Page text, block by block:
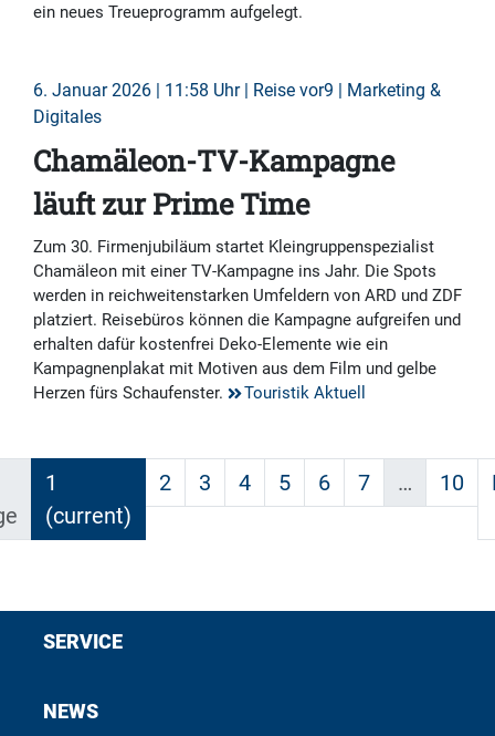
ein neues Treueprogramm aufgelegt.
6. Januar 2026 | 11:58 Uhr | Reise vor9 | Marketing &
Digitales
Chamäleon-TV-Kampagne
läuft zur Prime Time
Zum 30. Firmenjubiläum startet Kleingruppenspezialist
Chamäleon mit einer TV-Kampagne ins Jahr. Die Spots
werden in reichweitenstarken Umfeldern von ARD und ZDF
platziert. Reisebüros können die Kampagne aufgreifen und
erhalten dafür kostenfrei Deko-Elemente wie ein
Kampagnenplakat mit Motiven aus dem Film und gelbe
Herzen fürs Schaufenster.
Touristik Aktuell
1
(current)
2 3 4 5 6 7 … 10
SERVICE
NEWS